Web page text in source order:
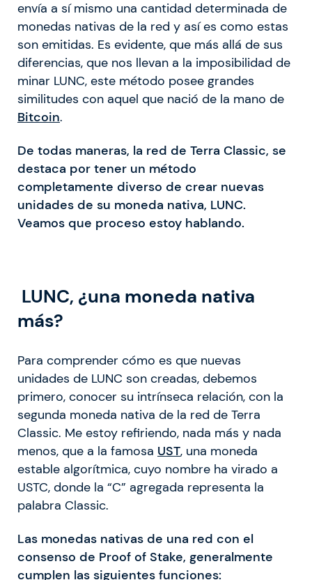
envía a sí mismo una cantidad determinada de
monedas nativas de la red y así es como estas
son emitidas. Es evidente, que más allá de sus
diferencias, que nos llevan a la imposibilidad de
minar LUNC, este método posee grandes
similitudes con aquel que nació de la mano de
Bitcoin.
De todas maneras, la red de Terra Classic, se
destaca por tener un método
completamente diverso de crear nuevas
unidades de su moneda nativa, LUNC.
Veamos que proceso estoy hablando.
LUNC, ¿una moneda nativa
más?
Para comprender cómo es que nuevas
unidades de LUNC son creadas, debemos
primero, conocer su intrínseca relación, con la
segunda moneda nativa de la red de Terra
Classic. Me estoy refiriendo, nada más y nada
menos, que a la famosa UST, una moneda
estable algorítmica, cuyo nombre ha virado a
USTC, donde la “C” agregada representa la
palabra Classic.
Las monedas nativas de una red con el
consenso de Proof of Stake, generalmente
cumplen las siguientes funciones: